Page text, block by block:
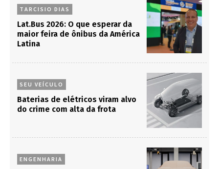
TARCISIO DIAS
Lat.Bus 2026: O que esperar da
maior feira de ônibus da América
Latina
SEU VEÍCULO
Baterias de elétricos viram alvo
do crime com alta da frota
ENGENHARIA